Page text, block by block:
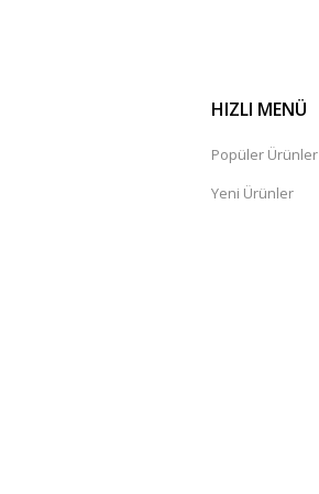
HIZLI MENÜ
Popüler Ürünler
Yeni Ürünler